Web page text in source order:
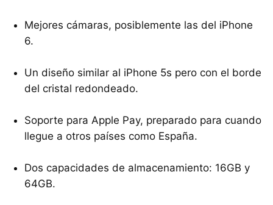
Mejores cámaras, posiblemente las del iPhone
6.
Un diseño similar al iPhone 5s pero con el borde
del cristal redondeado.
Soporte para Apple Pay, preparado para cuando
llegue a otros países como España.
Dos capacidades de almacenamiento: 16GB y
64GB.